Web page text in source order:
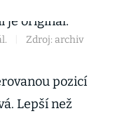
Zdroj: archiv
pozicí
Lepší než